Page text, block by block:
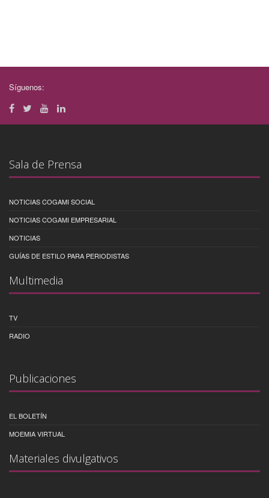
Síguenos:
Sala de Prensa
NOTICIAS COGAMI SOCIAL
NOTICIAS COGAMI EMPRESARIAL
NOTICIAS
GUÍAS DE ESTILO PARA PERIODISTAS
Multimedia
TV
RADIO
Publicaciones
EL BOLETÍN
MOEMIA VIRTUAL
Materiales divulgativos